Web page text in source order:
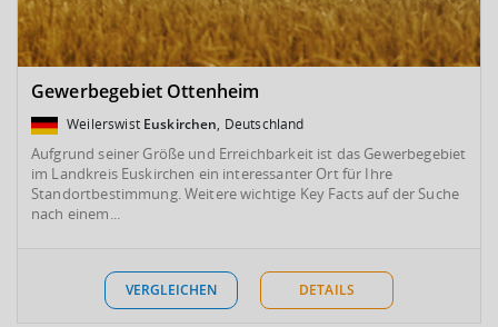
Gewerbegebiet Ottenheim
Weilerswist Euskirchen, Deutschland
Aufgrund seiner Größe und Erreichbarkeit ist das Gewerbegebiet
im Landkreis Euskirchen ein interessanter Ort für Ihre
Standortbestimmung. Weitere wichtige Key Facts auf der Suche
nach einem...
VERGLEICHEN DETAILS